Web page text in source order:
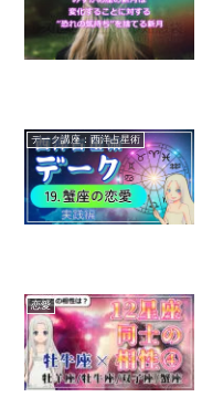
デーク講座：西洋占星術
恋愛